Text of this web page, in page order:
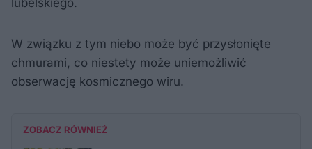
W związku z tym niebo może być przysłonięte
chmurami, co niestety może uniemożliwić
obserwację kosmicznego wiru.
ZOBACZ RÓWNIEŻ